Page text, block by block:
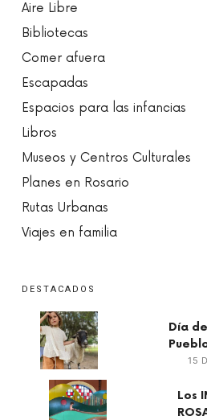
Aire Libre
Bibliotecas
Comer afuera
Escapadas
Espacios para las infancias
Libros
Museos y Centros Culturales
Planes en Rosario
Rutas Urbanas
Viajes en familia
DESTACADOS
Día
15
Los